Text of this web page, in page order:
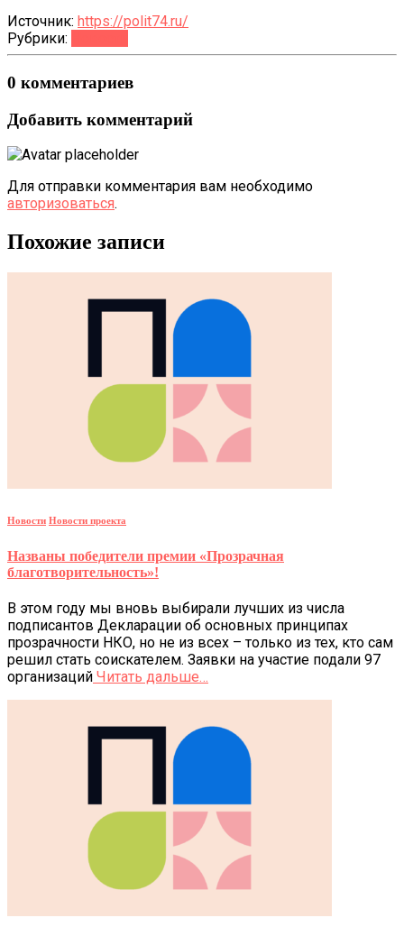
Источник: https://polit74.ru/
Рубрики:
0 комментариев
Добавить комментарий
Для отправки комментария вам необходимо
авторизоваться.
Похожие записи
Новости Новости проекта
Названы победители премии «Прозрачная
благотворительность»!
В этом году мы вновь выбирали лучших из числа
подписантов Декларации об основных принципах
прозрачности НКО, но не из всех – только из тех, кто сам
решил стать соискателем. Заявки на участие подали 97
организаций Читать дальше…